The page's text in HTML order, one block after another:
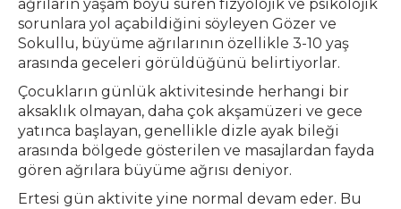
ağrıların yaşam boyu süren fizyolojik ve psikolojik
sorunlara yol açabildiğini söyleyen Gözer ve
Sokullu, büyüme ağrılarının özellikle 3-10 yaş
arasında geceleri görüldüğünü belirtiyorlar.
Çocukların günlük aktivitesinde herhangi bir
aksaklık olmayan, daha çok akşamüzeri ve gece
yatınca başlayan, genellikle dizle ayak bileği
arasında bölgede gösterilen ve masajlardan fayda
gören ağrılara büyüme ağrısı deniyor.
Ertesi gün aktivite yine normal devam eder. Bu